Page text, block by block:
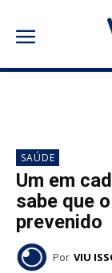
SAÚDE
Um em
sabe que
prevenido
Por VIU